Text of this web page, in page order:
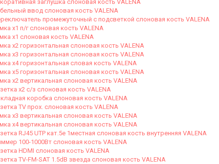
заглушка слоновая кость VALENA
ввод слоновая кость VALENA
промежуточный с подсветкой слоновая кость VALENA
х1 п/г слоновая кость VALENA
х1 слоновая кость VALENA
х2 горизонтальная слоновая кость VALENA
х3 горизонтальная слоновая кость VALENA
х4 горизонтальная словая кость VALENA
х5 горизонтальная слоновая кость VALENA
х2 вертикальная слоновая кость VALENA
х2 с/з слоновая кость VALENA
коробка слоновая кость VALENA
TV прох. слоновая кость VALENA
х3 вертикальная слоновая кость VALENA
х4 вертикальная слоновая кость VALENA
RJ45 UTP кат.5е 1местная слоновая кость внутренняя VALENA
100-1000Вт слоновая кость VALENA
HDMI слоновая кость VALENA
ТV-FM-SAT 1.5dB звезда слоновая кость VALENA